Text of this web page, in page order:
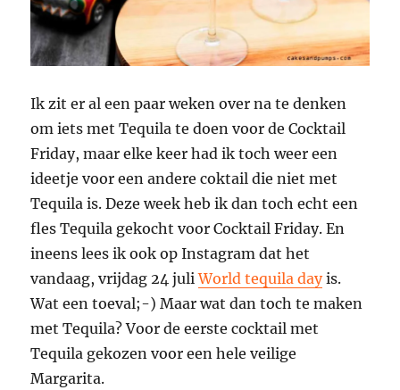
Ik zit er al een paar weken over na te denken
om iets met Tequila te doen voor de Cocktail
Friday, maar elke keer had ik toch weer een
ideetje voor een andere coktail die niet met
Tequila is. Deze week heb ik dan toch echt een
fles Tequila gekocht voor Cocktail Friday. En
ineens lees ik ook op Instagram dat het
vandaag, vrijdag 24 juliWorld tequila dayis.
Wat een toeval;-) Maar wat dan toch te maken
met Tequila? Voor de eerste cocktail met
Tequila gekozen voor een hele veilige
Margarita.